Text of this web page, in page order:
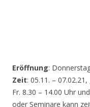
Eröffnung:
Zeit: 05.11. –
Fr. 8.30 – 14.00 Uhr
oder Seminare kann